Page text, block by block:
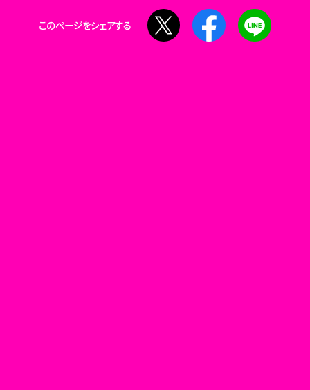
このページをシェアする
Facebook